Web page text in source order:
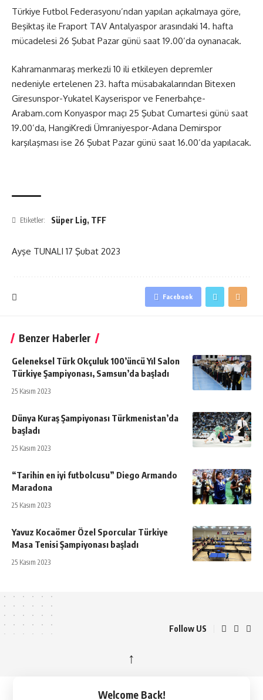
Türkiye Futbol Federasyonu’ndan yapılan açıkalmaya göre,
Beşiktaş ile Fraport TAV Antalyaspor arasındaki 14. hafta
mücadelesi 26 Şubat Pazar günü saat 19.00’da oynanacak.
Kahramanmaraş merkezli 10 ili etkileyen depremler
nedeniyle ertelenen 23. hafta müsabakalarından Bitexen
Giresunspor-Yukatel Kayserispor ve Fenerbahçe-
Arabam.com Konyaspor maçı 25 Şubat Cumartesi günü saat
19.00’da, HangiKredi Ümraniyespor-Adana Demirspor
karşılaşması ise 26 Şubat Pazar günü saat 16.00’da yapılacak.
Etiketler: Süper Lig, TFF
Ayşe TUNALI 17 Şubat 2023
Facebook
Benzer Haberler
Geleneksel Türk Okçuluk 100’üncü Yıl Salon
Türkiye Şampiyonası, Samsun’da başladı
25 Kasım 2023
Dünya Kuraş Şampiyonası Türkmenistan’da
başladı
25 Kasım 2023
“Tarihin en iyi futbolcusu” Diego Armando
Maradona
25 Kasım 2023
Yavuz Kocaömer Özel Sporcular Türkiye
Masa Tenisi Şampiyonası başladı
25 Kasım 2023
Follow US
↑
Welcome Back!